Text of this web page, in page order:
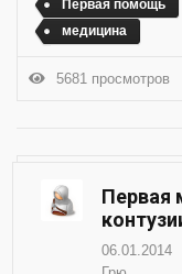
Первая помощь
медицина
5681 просмотров
Первая
06.01.2014